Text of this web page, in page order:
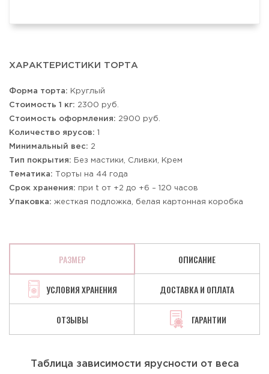
ХАРАКТЕРИСТИКИ ТОРТА
Форма торта: Круглый
Стоимость 1 кг: 2300 руб.
Стоимость оформления: 2900 руб.
Количество ярусов: 1
Минимальный вес: 2
Тип покрытия: Без мастики, Сливки, Крем
Тематика: Торты на 44 года
Срок хранения: при t от +2 до +6 – 120 часов
Упаковка: жесткая подложка, белая картонная коробка
РАЗМЕР ОПИСАНИЕ
УСЛОВИЯ ХРАНЕНИЯ ДОСТАВКА И ОПЛАТА
ОТЗЫВЫ ГАРАНТИИ
Таблица зависимости ярусности от веса